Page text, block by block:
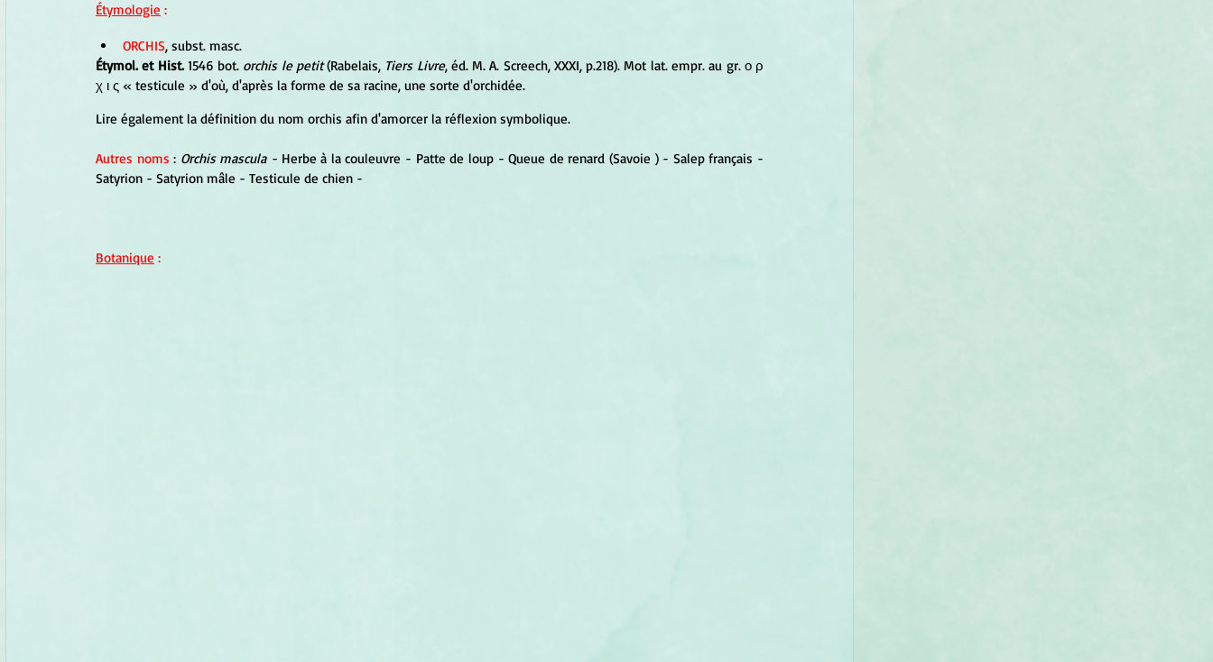
Étymologie :
ORCHIS, subst. masc.
Étymol. et Hist. 1546 bot. orchis le petit (Rabelais, Tiers Livre, éd. M. A. Screech, XXXI, p.218). Mot lat. empr. au gr. ο ρ
χ ι ς « testicule » d'où, d'après la forme de sa racine, une sorte d'orchidée.
Lire également la définition du nom orchis afin d'amorcer la réflexion symbolique.
Autres noms : Orchis mascula - Herbe à la couleuvre - Patte de loup - Queue de renard (Savoie ) - Salep français -
Satyrion - Satyrion mâle - Testicule de chien -
Botanique :